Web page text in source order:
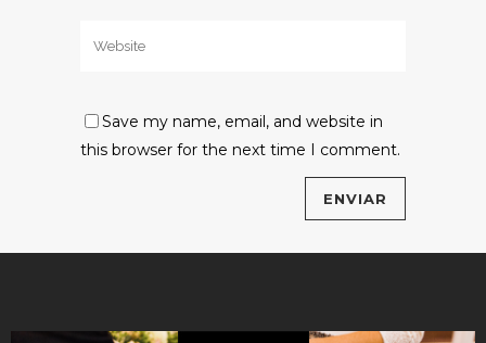
Save my name, email, and website in
this browser for the next time I comment.